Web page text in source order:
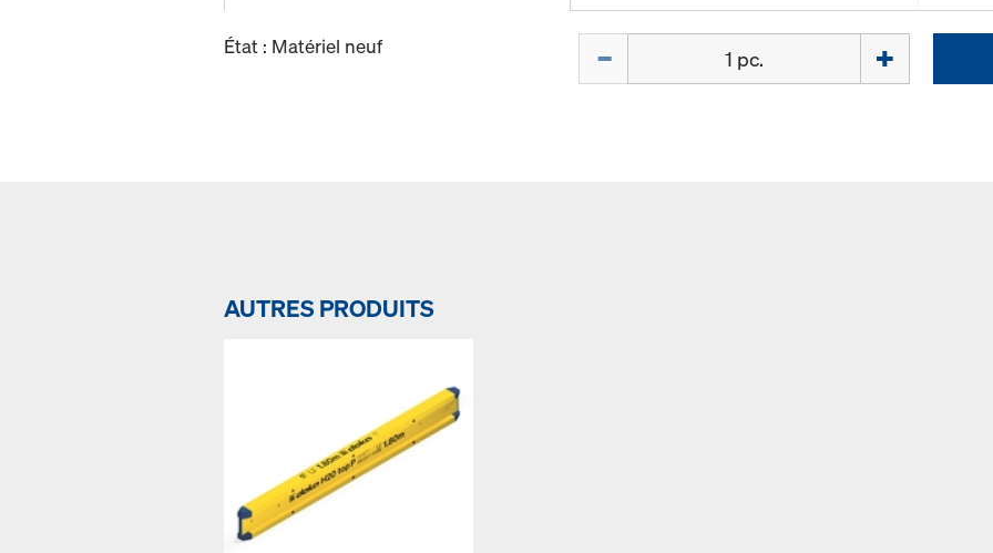
État : Matériel neuf
AUTRES PRODUITS